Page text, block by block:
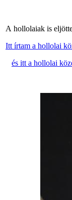
A hollolaiak is
Itt írtam a hollolai
és itt a hollolai